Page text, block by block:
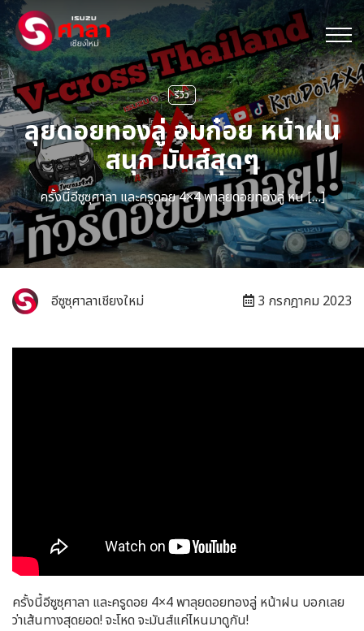
รีวิว
ลุยดอยทองลู่ อมก๋อย หน้าฝน
สนุก มันส์สุดๆ
ครั้งนี้อีซูซุศาลา และครูดอย 4×4 พาลุยดอยทองลู่ หน […]
อีซูซุศาลาเชียงใหม่ 3 กรกฎาคม 2023
ครั้งนี้อีซูซุศาลา และครูดอย 4×4 พาลุยดอยทองลู่ หน้าฝน บอกเลย
ว่าเส้นทางสุดยอด! จะโหด จะมันส์แค่ไหนมาดูกัน!